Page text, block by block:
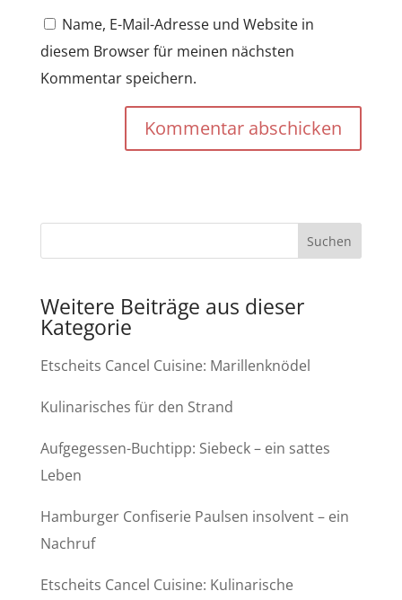
Name, E-Mail-Adresse und Website in
diesem Browser für meinen nächsten
Kommentar speichern.
Kommentar abschicken
Weitere Beiträge aus dieser
Kategorie
Etscheits Cancel Cuisine: Marillenknödel
Kulinarisches für den Strand
Aufgegessen-Buchtipp: Siebeck – ein sattes
Leben
Hamburger Confiserie Paulsen insolvent – ein
Nachruf
Etscheits Cancel Cuisine: Kulinarische